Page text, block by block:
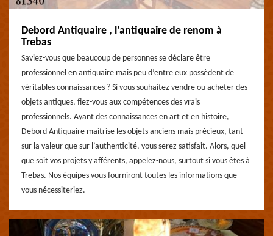
Debord Antiquaire , l’antiquaire de renom à
Trebas
Saviez-vous que beaucoup de personnes se déclare être
professionnel en antiquaire mais peu d’entre eux possèdent de
véritables connaissances ? Si vous souhaitez vendre ou acheter des
objets antiques, fiez-vous aux compétences des vrais
professionnels. Ayant des connaissances en art et en histoire,
Debord Antiquaire maitrise les objets anciens mais précieux, tant
sur la valeur que sur l’authenticité, vous serez satisfait. Alors, quel
que soit vos projets y afférents, appelez-nous, surtout si vous êtes à
Trebas. Nos équipes vous fourniront toutes les informations que
vous nécessiteriez.